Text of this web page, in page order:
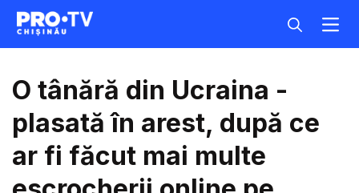
O tânără din Ucraina -
plasată în arest, după ce
ar fi făcut mai multe